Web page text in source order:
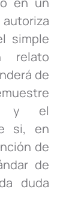
simple
relato
de
y el
si, en
de
de
duda